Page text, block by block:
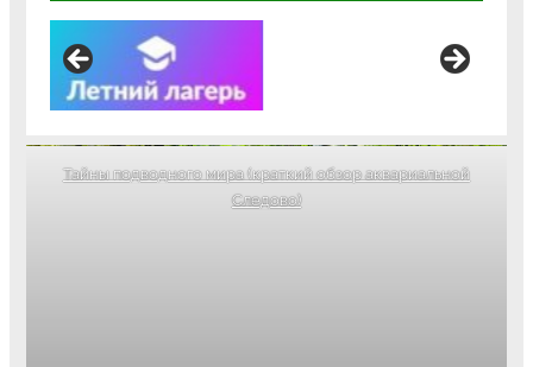
Тайны подводного мира (краткий обзор аквариальной
Следово)